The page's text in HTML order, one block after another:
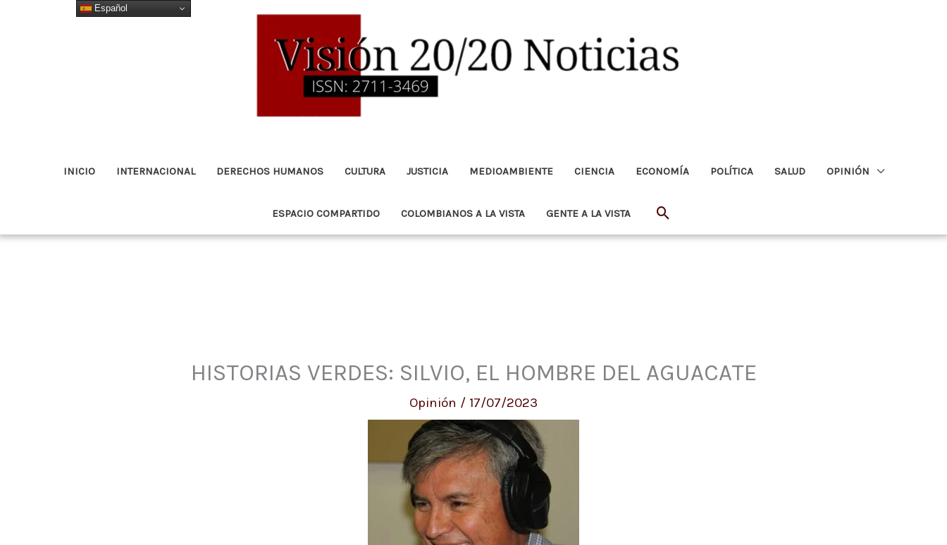
INICIO INTERNACIONAL DERECHOS HUMANOS CULTURA JUSTICIA MEDIOAMBIENTE CIENCIA ECONOMÍA POLÍTICA SALUD OPINIÓN
ESPACIO COMPARTIDO COLOMBIANOS A LA VISTA GENTE A LA VISTA Buscar
HISTORIAS VERDES: SILVIO, EL HOMBRE DEL AGUACATE
Opinión / 17/07/2023
Español